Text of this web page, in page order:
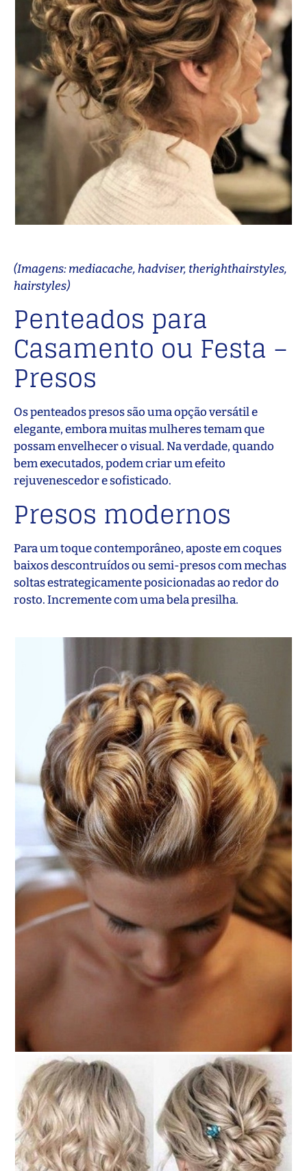
(Imagens: mediacache, hadviser, therighthairstyles,
hairstyles)
Penteados para
Casamento ou Festa –
Presos
Os penteados presos são uma opção versátil e
elegante, embora muitas mulheres temam que
possam envelhecer o visual. Na verdade, quando
bem executados, podem criar um efeito
rejuvenescedor e sofisticado.
Presos modernos
Para um toque contemporâneo, aposte em coques
baixos descontruídos ou semi-presos com mechas
soltas estrategicamente posicionadas ao redor do
rosto. Incremente com uma bela presilha.